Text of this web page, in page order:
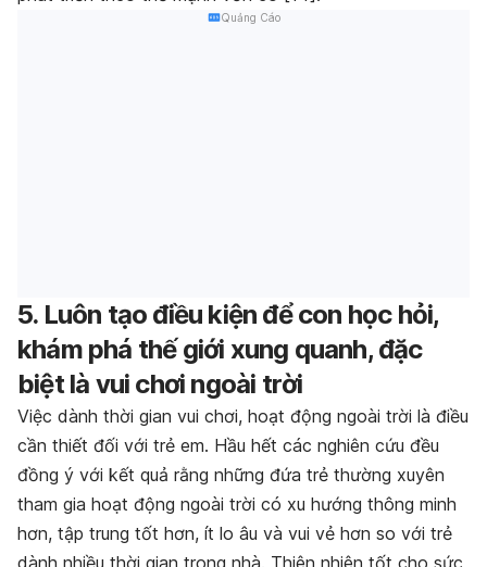
Quảng Cáo
5. Luôn tạo điều kiện để con học hỏi,
khám phá thế giới xung quanh, đặc
biệt là vui chơi ngoài trời
Việc dành thời gian vui chơi, hoạt động ngoài trời là điều
cần thiết đối với trẻ em. Hầu hết các nghiên cứu đều
đồng ý với kết quả rằng những đứa trẻ thường xuyên
tham gia hoạt động ngoài trời có xu hướng thông minh
hơn, tập trung tốt hơn, ít lo âu và vui vẻ hơn so với trẻ